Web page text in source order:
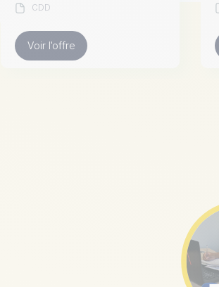
CDD
Voir l'offre